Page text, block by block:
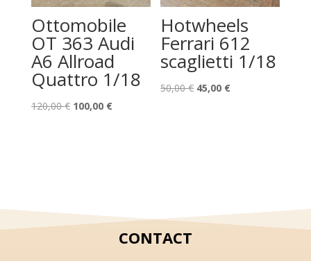
Ottomobile
OT 363 Audi
A6 Allroad
Quattro 1/18
120,00€ Le
100,00 €Le
Hotwheels
Ferrari 612
scaglietti 1/18
50,00€ Le
45,00 €Le
CONTACT